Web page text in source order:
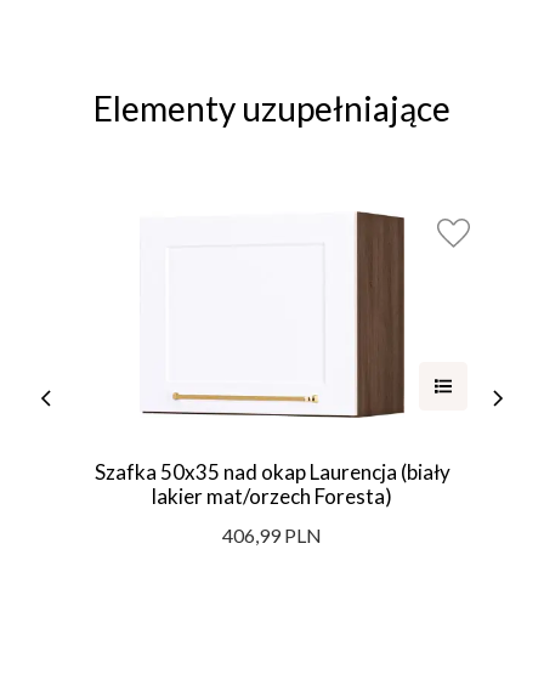
Elementy uzupełniające
Szafka 50x35 nad okap Laurencja (biały
lakier mat/orzech Foresta)
406,99 PLN